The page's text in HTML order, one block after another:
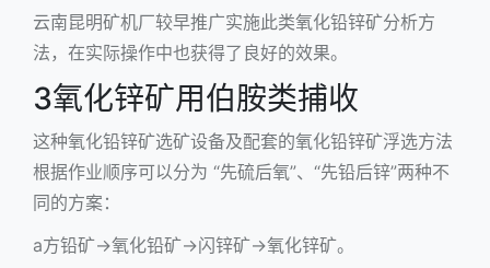
云南昆明矿机厂较早推广实施此类氧化铅锌矿分析方
法，在实际操作中也获得了良好的效果。
3氧化锌矿用伯胺类捕收
这种氧化铅锌矿选矿设备及配套的氧化铅锌矿浮选方法
根据作业顺序可以分为 “先硫后氧”、“先铅后锌”两种不
同的方案：
a方铅矿→氧化铅矿→闪锌矿→氧化锌矿。